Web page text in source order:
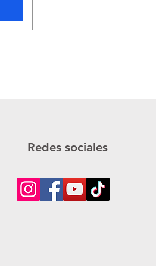
Redes sociales